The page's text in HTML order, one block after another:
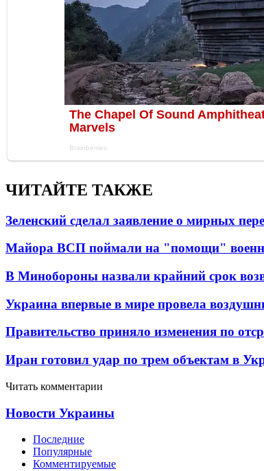
ЧИТАЙТЕ ТАКЖЕ
Зеленский сделал заявление о мирных
Майора ВСП поймали на "помощи"
В Минобороны назвали крайний срок
Украина впервые в мире провела
Правительство приняло изменения по
Иран готовил удар по трем объектам в
Читать комментарии
Новости Украины
Последние
Популярные
Комментируемые